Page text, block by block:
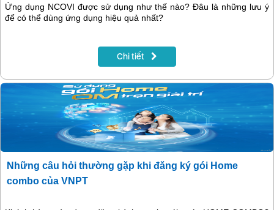
Ứng dụng NCOVI được sử dụng như thế nào? Đâu là những lưu ý
để có thể dùng ứng dụng hiệu quả nhất?
Chi tiết
Những câu hỏi thường gặp khi đăng ký gói Home
combo của VNPT